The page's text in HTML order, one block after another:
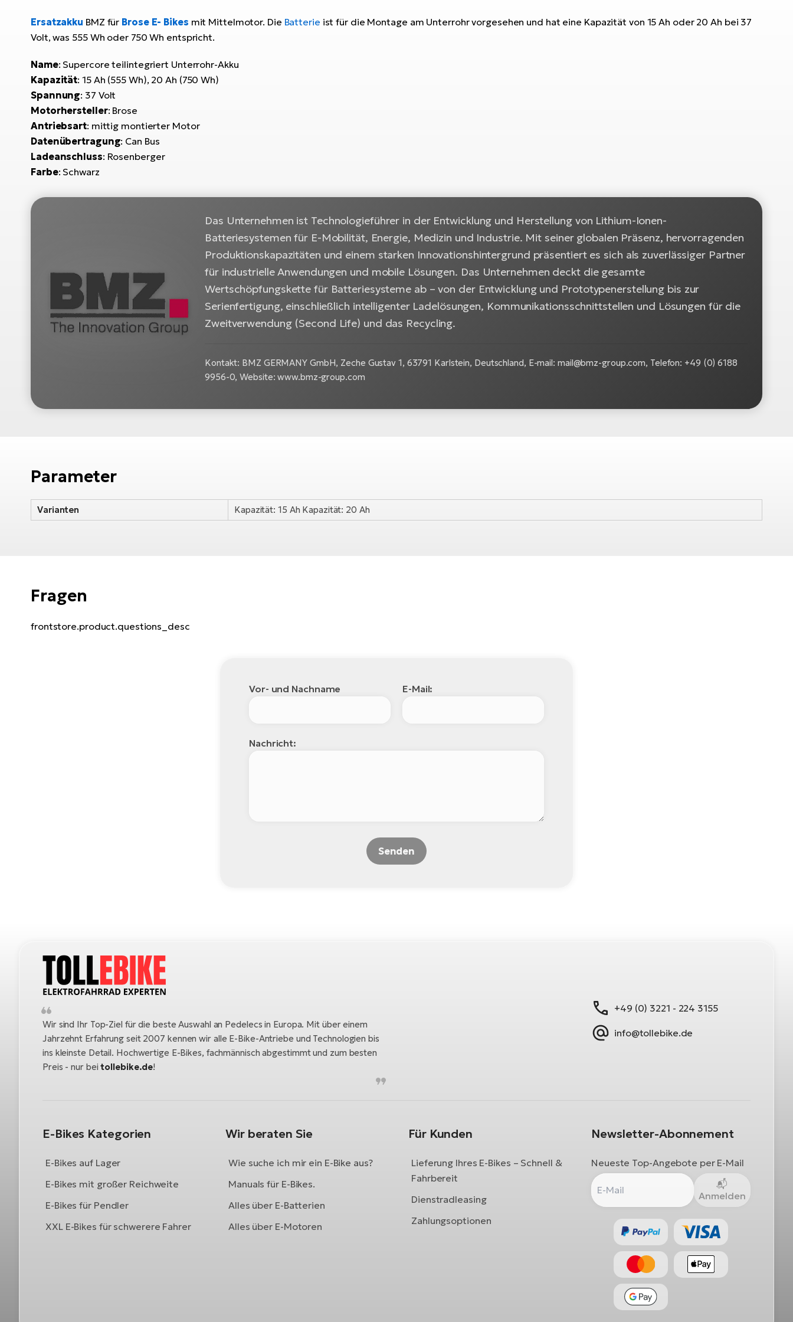
Ersatzakku BMZ für Brose E- Bikes mit Mittelmotor. Die Batterie ist für die Montage am Unterrohr vorgesehen und hat eine Kapazität von 15 Ah oder 20 Ah bei 37
Volt, was 555 Wh oder 750 Wh entspricht.
Name: Supercore teilintegriert Unterrohr-Akku
Kapazität: 15 Ah (555 Wh), 20 Ah (750 Wh)
Spannung: 37 Volt
Motorhersteller: Brose
Antriebsart: mittig montierter Motor
Datenübertragung: Can Bus
Ladeanschluss: Rosenberger
Farbe: Schwarz
Das Unternehmen ist Technologieführer in der Entwicklung und Herstellung von Lithium-Ionen-
Batteriesystemen für E-Mobilität, Energie, Medizin und Industrie. Mit seiner globalen Präsenz, hervorragenden
Produktionskapazitäten und einem starken Innovationshintergrund präsentiert es sich als zuverlässiger Partner
für industrielle Anwendungen und mobile Lösungen. Das Unternehmen deckt die gesamte
Wertschöpfungskette für Batteriesysteme ab – von der Entwicklung und Prototypenerstellung bis zur
Serienfertigung, einschließlich intelligenter Ladelösungen, Kommunikationsschnittstellen und Lösungen für die
Zweitverwendung (Second Life) und das Recycling.
Kontakt: BMZ GERMANY GmbH, Zeche Gustav 1, 63791 Karlstein, Deutschland, E-mail: mail@bmz-group.com, Telefon: +49 (0) 6188
9956-0, Website: www.bmz-group.com
Parameter
Varianten Kapazität: 15 Ah Kapazität: 20 Ah
Fragen
frontstore.product.questions_desc
Vor- und Nachname E-Mail:
Nachricht:
Senden
Wir sind Ihr Top-Ziel für die beste Auswahl an Pedelecs in Europa. Mit über einem
Jahrzehnt Erfahrung seit 2007 kennen wir alle E-Bike-Antriebe und Technologien bis
ins kleinste Detail. Hochwertige E-Bikes, fachmännisch abgestimmt und zum besten
Preis - nur beitollebike.de!
+49 (0) 3221 - 224 3155
info@tollebike.de
E-Bikes Kategorien
E-Bikes auf Lager
E-Bikes mit großer Reichweite
E-Bikes für Pendler
XXL E-Bikes für schwerere Fahrer
Wir beraten Sie
Wie suche ich mir ein E-Bike aus?
Manuals für E-Bikes.
Alles über E-Batterien
Alles über E-Motoren
Für Kunden
Lieferung Ihres E-Bikes – Schnell &
Fahrbereit
Dienstradleasing
Zahlungsoptionen
Newsletter-Abonnement
Neueste Top-Angebote per E-Mail
Anmelden